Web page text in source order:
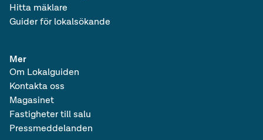
Hitta mäklare
Guider för lokalsökande
Mer
Om Lokalguiden
Kontakta oss
Magasinet
Fastigheter till salu
Pressmeddelanden